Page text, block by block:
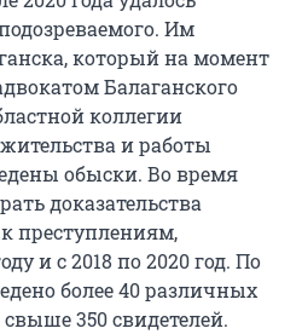
Им
который на момент
Балаганского
коллегии
и работы
обыски. Во время
доказательства
преступлениям,
и с 2018 по 2020 год. По
более 40 различных
350 свидетелей.